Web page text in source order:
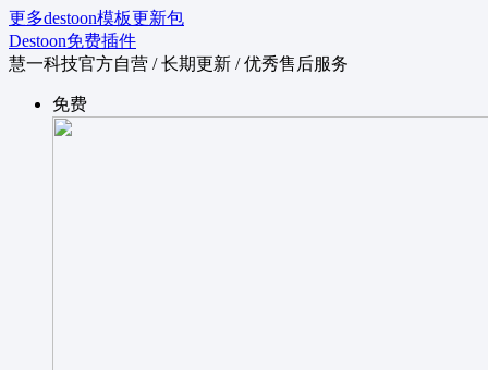
更多destoon模板更新包
Destoon免费插件
慧一科技官方自营 / 长期更新 / 优秀售后服务
免费